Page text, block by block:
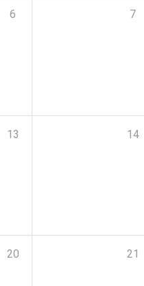
6 7
13 14
20 21